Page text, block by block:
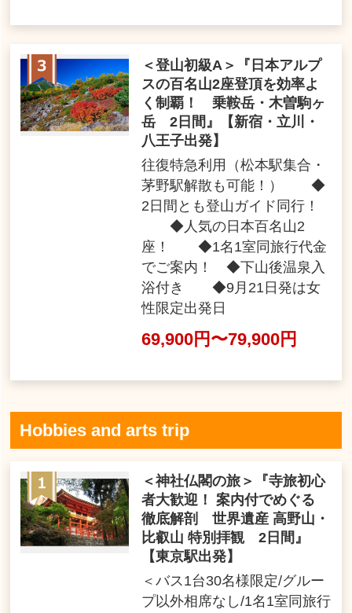
＜登山初級A＞『日本アルプ
スの百名山2座登頂を効率よ
く制覇！ 乗鞍岳・木曽駒ヶ
岳 2日間』【新宿・立川・
八王子出発】
往復特急利用（松本駅集合・
茅野駅解散も可能！） ◆
2日間とも登山ガイド同行！
◆人気の日本百名山2
座！ ◆1名1室同旅行代金
でご案内！ ◆下山後温泉入
浴付き ◆9月21日発は女
性限定出発日
69,900円〜79,900円
Hobbies and arts trip
＜神社仏閣の旅＞『寺旅初心
者大歓迎！ 案内付でめぐる
徹底解剖 世界遺産 高野山・
比叡山 特別拝観 2日間』
【東京駅出発】
＜バス1台30名様限定/グルー
プ以外相席なし/1名1室同旅行